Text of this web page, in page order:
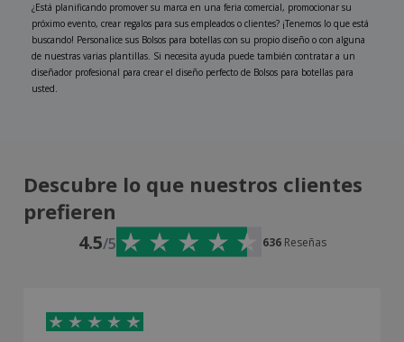
¿Está planificando promover su marca en una feria comercial, promocionar su
próximo evento, crear regalos para sus empleados o clientes? ¡Tenemos lo que está
buscando! Personalice sus Bolsos para botellas con su propio diseño o con alguna
de nuestras varias plantillas. Si necesita ayuda puede también contratar a un
diseñador profesional para crear el diseño perfecto de Bolsos para botellas para
usted.
Descubre lo que nuestros clientes
prefieren
4.5/5 636 Reseñas